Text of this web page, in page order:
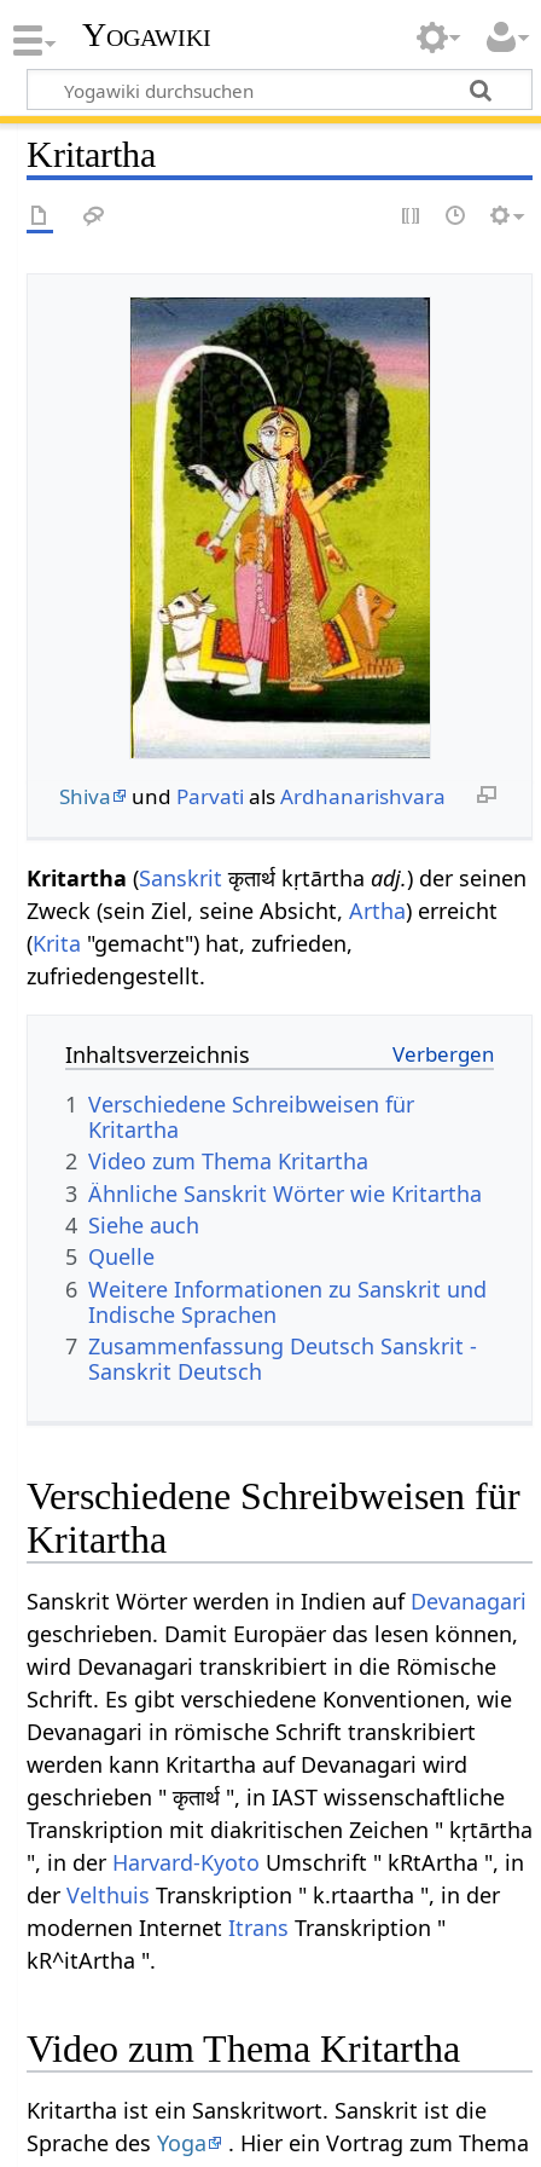
Yogawiki
Kritartha
Shiva und Parvati alsArdhanarishvara
Kritartha (Sanskrit कृतार्थ kṛtārthaadj.) der seinen
Zweck (sein Ziel, seine Absicht,Artha) erreicht
(Krita "gemacht") hat, zufrieden,
zufriedengestellt.
Inhaltsverzeichnis
1 Verschiedene Schreibweisen für
Kritartha
2 Video zum Thema Kritartha
3 Ähnliche Sanskrit Wörter wie Kritartha
4 Siehe auch
5 Quelle
6 Weitere Informationen zu Sanskrit und
Indische Sprachen
7 Zusammenfassung Deutsch Sanskrit -
Sanskrit Deutsch
Verschiedene Schreibweisen für
Kritartha
Sanskrit Wörter werden in Indien auf Devanagari
geschrieben. Damit Europäer das lesen können,
wird Devanagari transkribiert in die Römische
Schrift. Es gibt verschiedene Konventionen, wie
Devanagari in römische Schrift transkribiert
werden kann Kritartha auf Devanagari wird
geschrieben " कृतार्थ ", in IAST wissenschaftliche
Transkription mit diakritischen Zeichen " kṛtārtha
", in der Harvard-Kyoto Umschrift " kRtArtha ", in
derVelthuis Transkription " k.rtaartha ", in der
modernen InternetItrans Transkription "
kR^itArtha ".
Video zum Thema Kritartha
Kritartha ist ein Sanskritwort. Sanskrit ist die
Sprache desYoga
. Hier ein Vortrag zum Thema